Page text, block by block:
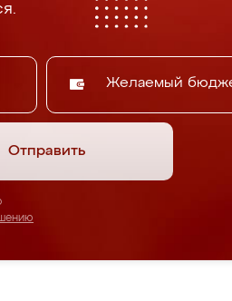
Желаемый
Отправить